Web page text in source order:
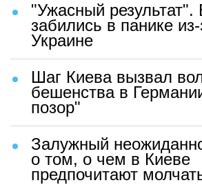
"Ужасный
забились в панике
Украине
Шаг Киева вызвал
бешенства в
позор"
Залужный
о том, о чем в Киеве
предпочитают